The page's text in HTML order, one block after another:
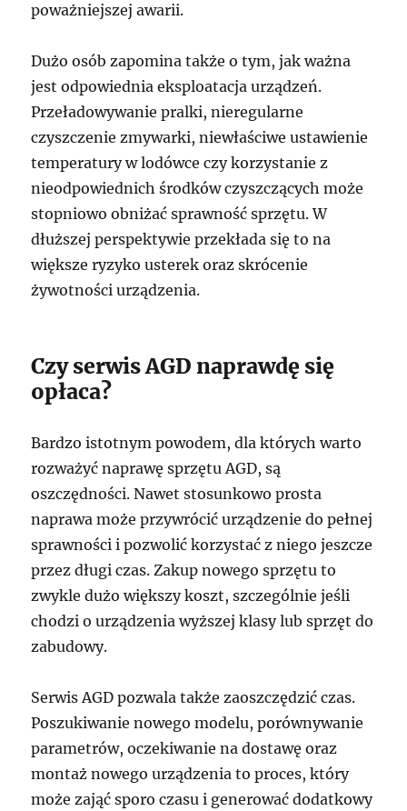
poważniejszej awarii.
Dużo osób zapomina także o tym, jak ważna
jest odpowiednia eksploatacja urządzeń.
Przeładowywanie pralki, nieregularne
czyszczenie zmywarki, niewłaściwe ustawienie
temperatury w lodówce czy korzystanie z
nieodpowiednich środków czyszczących może
stopniowo obniżać sprawność sprzętu. W
dłuższej perspektywie przekłada się to na
większe ryzyko usterek oraz skrócenie
żywotności urządzenia.
Czy serwis AGD naprawdę się
opłaca?
Bardzo istotnym powodem, dla których warto
rozważyć naprawę sprzętu AGD, są
oszczędności. Nawet stosunkowo prosta
naprawa może przywrócić urządzenie do pełnej
sprawności i pozwolić korzystać z niego jeszcze
przez długi czas. Zakup nowego sprzętu to
zwykle dużo większy koszt, szczególnie jeśli
chodzi o urządzenia wyższej klasy lub sprzęt do
zabudowy.
Serwis AGD pozwala także zaoszczędzić czas.
Poszukiwanie nowego modelu, porównywanie
parametrów, oczekiwanie na dostawę oraz
montaż nowego urządzenia to proces, który
może zająć sporo czasu i generować dodatkowy